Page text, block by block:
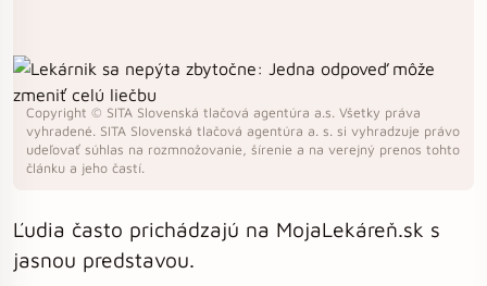
Copyright © SITA Slovenská tlačová agentúra a.s. Všetky práva
vyhradené. SITA Slovenská tlačová agentúra a. s. si vyhradzuje právo
udeľovať súhlas na rozmnožovanie, šírenie a na verejný prenos tohto
článku a jeho častí.
Ľudia často prichádzajú na MojaLekáreň.sk s
jasnou predstavou.